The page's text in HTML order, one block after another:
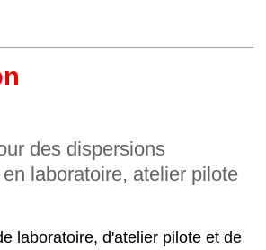
des dispersions
laboratoire, atelier pilote
laboratoire, d'atelier pilote et de